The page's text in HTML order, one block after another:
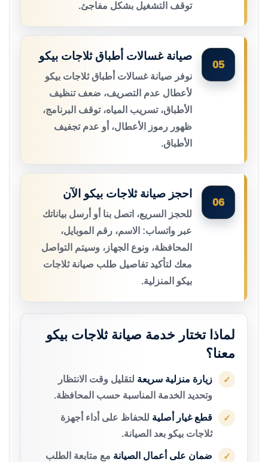
توقف التشغيل بشكل مفاجئ.
05
صيانة غسالات أطباق ثلاجات بيكو
نوفر صيانة غسالات أطباق ثلاجات بيكو
لأعطال عدم التصريف، ضعف تنظيف
الأطباق، تسريب المياه، توقف البرنامج،
ظهور رموز الأعطال، أو عدم تجفيف
الأطباق.
06
احجز صيانة ثلاجات بيكو الآن
للحجز السريع، اتصل بنا أو أرسل بياناتك
عبر واتساب: الاسم، رقم الموبايل،
المحافظة، ونوع الجهاز، وسيتم التواصل
معك لتأكيد تفاصيل طلب صيانة ثلاجات
بيكو المنزلية.
لماذا تختار خدمة صيانة ثلاجات بيكو
معنا؟
✓ زيارة منزلية سريعة لتقليل وقت الانتظار
وتحديد الخدمة المناسبة حسب المحافظة.
✓ قطع غيار أصلية للحفاظ على أداء أجهزة
ثلاجات بيكو بعد الصيانة.
✓ ضمان على أعمال الصيانة مع متابعة الطلب